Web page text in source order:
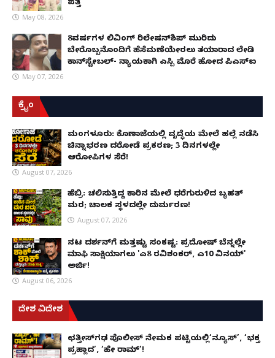
ಪತ್ತೆ
May 08, 2026
8ವರ್ಷಗಳ ಲಿವಿಂಗ್‌ ರಿಲೇಷನ್‌ಶಿಪ್ ಮುರಿದು
ಬೇರೊಬ್ಬನೊಂದಿಗೆ ಹೆಸೆಮಣೆಯೇರಲು ತಯಾರಾದ ಲೇಡಿ
ಕಾನ್‌ಸ್ಟೇಬಲ್- ನ್ಯಾಯಕ್ಕಾಗಿ ಎಸ್ಪಿ ಮೊರೆ ಹೋದ ಪಿಎಸ್ಐ
May 07, 2026
ಕ್ರೈಂ
ಮಂಗಳೂರು: ಕೊಣಾಜೆಯಲ್ಲಿ ವೃದ್ಧೆಯ ಮೇಲೆ ಹಲ್ಲೆ ನಡೆಸಿ
ಚಿನ್ನಾಭರಣ ದರೋಡೆ ಪ್ರಕರಣ; 3 ದಿನಗಳಲ್ಲೇ
ಆರೋಪಿಗಳ ಸೆರೆ!
August 07, 2026
ಹೆಬ್ರಿ: ಚಲಿಸುತ್ತಿದ್ದ ಕಾರಿನ ಮೇಲೆ ಧರೆಗುರುಳಿದ ಬೃಹತ್
ಮರ; ಚಾಲಕ ಸ್ಥಳದಲ್ಲೇ ದುರ್ಮರಣ!
August 07, 2026
ನಟ ದರ್ಶನ್‌ಗೆ ಮತ್ತಷ್ಟು ಸಂಕಷ್ಟ: ಪ್ರದೋಷ್ ಬೆನ್ನಲ್ಲೇ
ಮಾಫಿ ಸಾಕ್ಷಿಯಾಗಲು 'ಎ8 ರವಿಶಂಕರ್, ಎ10 ವಿನಯ್'
ಅರ್ಜಿ!
August 06, 2026
ದೇಶ ವಿದೇಶ
ಛತ್ತೀಸ್‌ಗಢ ಪೊಲೀಸ್ ನೇಮಕ ಪಟ್ಟಿಯಲ್ಲಿ‘ನ್ಯೂಸ್’, ‘ಭಕ್ತ
ಪ್ರಹ್ಲಾದ’, ‘ಹೇ ರಾಮ್’!